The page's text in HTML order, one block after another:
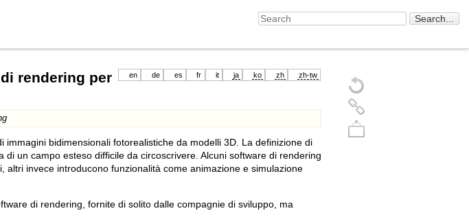
en de es fr it ja ko zh zh-tw
rendering per
immagini bidimensionali fotorealistiche da modelli 3D. La definizione di
di un campo esteso difficile da circoscrivere. Alcuni software di rendering
altri invece introducono funzionalità come animazione e simulazione
di rendering, fornite di solito dalle compagnie di sviluppo, ma